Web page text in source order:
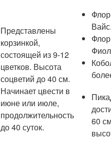
Представлены
корзинкой,
состоящей из 9-12
цветков. Высота
соцветий до 40 см.
Начинает цвести в
июне или июле,
продолжительность
до 40 суток.
60